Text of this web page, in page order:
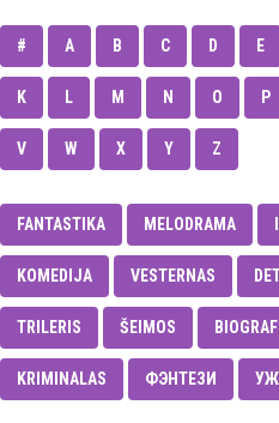
# A B C D E
K L M N O P
V W X Y Z
FANTASTIKA MELODRAMA
KOMEDIJA VESTERNAS
TRILERIS ŠEIMOS
KRIMINALAS ФЭНТЕЗИ